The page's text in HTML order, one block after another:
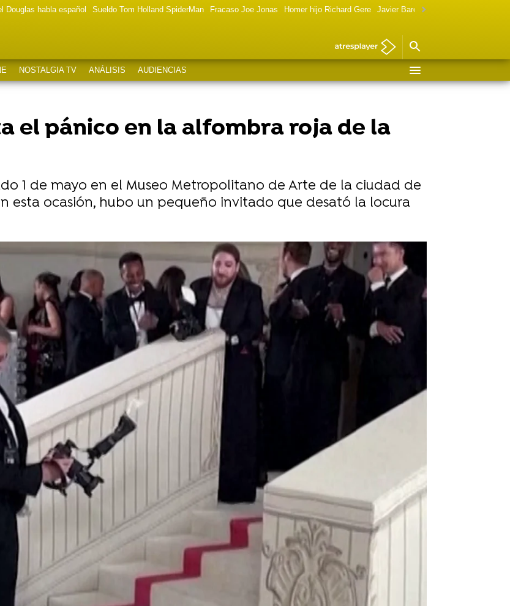
Douglas habla español Sueldo Tom Holland SpiderMan Fracaso Joe Jonas Homer hijo Richard Gere Javier Bardem política
NOSTALGIA TV ANÁLISIS AUDIENCIAS
el pánico en la alfombra roja de la
1 de mayo en el Museo Metropolitano de Arte de la ciudad de
esta ocasión, hubo un pequeño invitado que desató la locura
rubia) que muchos no la reconocieron sobre la alfombra roja
en el mismo lugar y los fans de 'Crepúsculo' enloquecen
WhatsappFacebook Flipboard
fashion y elitista de Hollywood
más inverosímiles entre los
por la alfombra roja del Museo
Nueva York.